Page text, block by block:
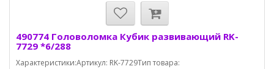
490774 Головоломка Кубик развивающий RK-
7729 *6/288
Характеристики:Артикул: RK-7729Тип товара: